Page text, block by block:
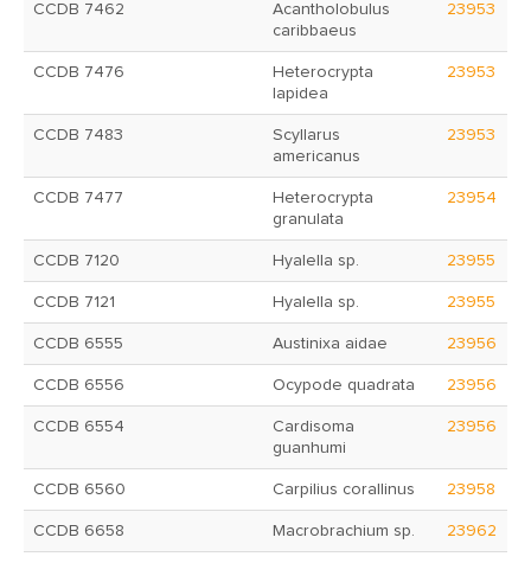
CCDB 7462
Acantholobulus
caribbaeus
23953
CCDB 7476
Heterocrypta
lapidea
23953
CCDB 7483
Scyllarus
americanus
23953
CCDB 7477
Heterocrypta
granulata
23954
CCDB 7120 Hyalella sp. 23955
CCDB 7121 Hyalella sp. 23955
CCDB 6555 Austinixa aidae 23956
CCDB 6556 Ocypode quadrata 23956
CCDB 6554
Cardisoma
guanhumi
23956
CCDB 6560 Carpilius corallinus 23958
CCDB 6658 Macrobrachium sp. 23962